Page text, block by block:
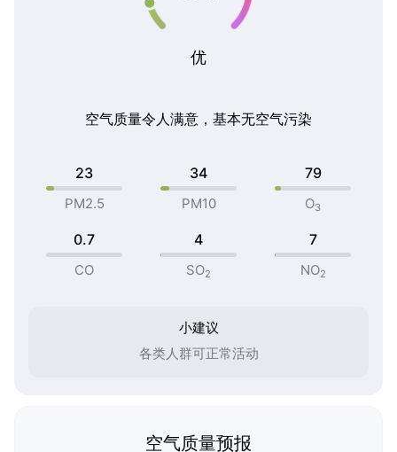
优
空气质量令人满意，基本无空气污染
23
PM2.5
34
PM10
79
O3
0.7
CO
4
SO2
7
NO2
小建议
各类人群可正常活动
空气质量预报